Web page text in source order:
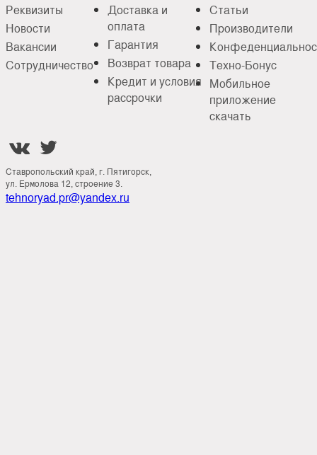
Реквизиты
Новости
Вакансии
Сотрудничество
Доставка и
оплата
Гарантия
Возврат товара
Кредит и условия
рассрочки
Статьи
Производители
Техно-Бонус
Мобильное
приложение
скачать
 
Ставропольский край, г. Пятигорск,
ул. Ермолова 12, строение 3.
tehnoryad.pr@yandex.ru